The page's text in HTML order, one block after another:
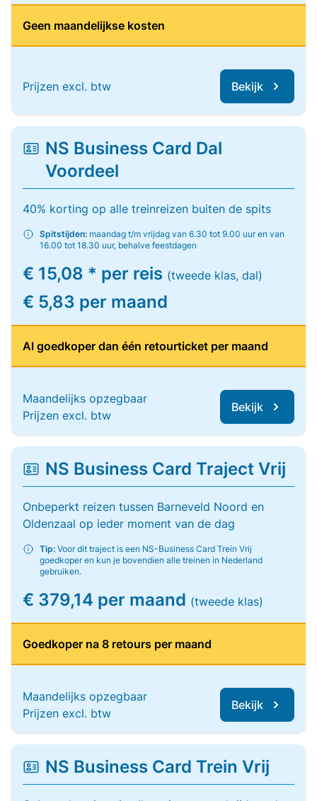
Geen maandelijkse kosten
Prijzen excl. btw Bekijk
NS Business Card Dal
Voordeel
40% korting op alle treinreizen buiten de spits
Spitstijden: maandag t/m vrijdag van 6.30 tot 9.00 uur en van
16.00 tot 18.30 uur, behalve feestdagen
€ 15,08 * per reis (tweede klas, dal)
€ 5,83 per maand
Al goedkoper dan één retourticket per maand
Maandelijks opzegbaar
Prijzen excl. btw
Bekijk
NS Business Card Traject Vrij
Onbeperkt reizen tussen Barneveld Noord en
Oldenzaal op ieder moment van de dag
Tip: Voor dit traject is een NS-Business Card Trein Vrij
goedkoper en kun je bovendien alle treinen in Nederland
gebruiken.
€ 379,14 per maand (tweede klas)
Goedkoper na 8 retours per maand
Maandelijks opzegbaar
Prijzen excl. btw
Bekijk
NS Business Card Trein Vrij